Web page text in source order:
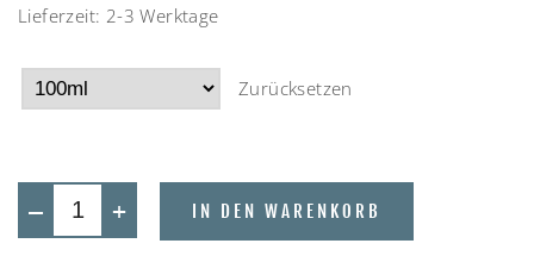
Lieferzeit: 2-3 Werktage
Zurücksetzen
+
— IN DEN WARENKORB